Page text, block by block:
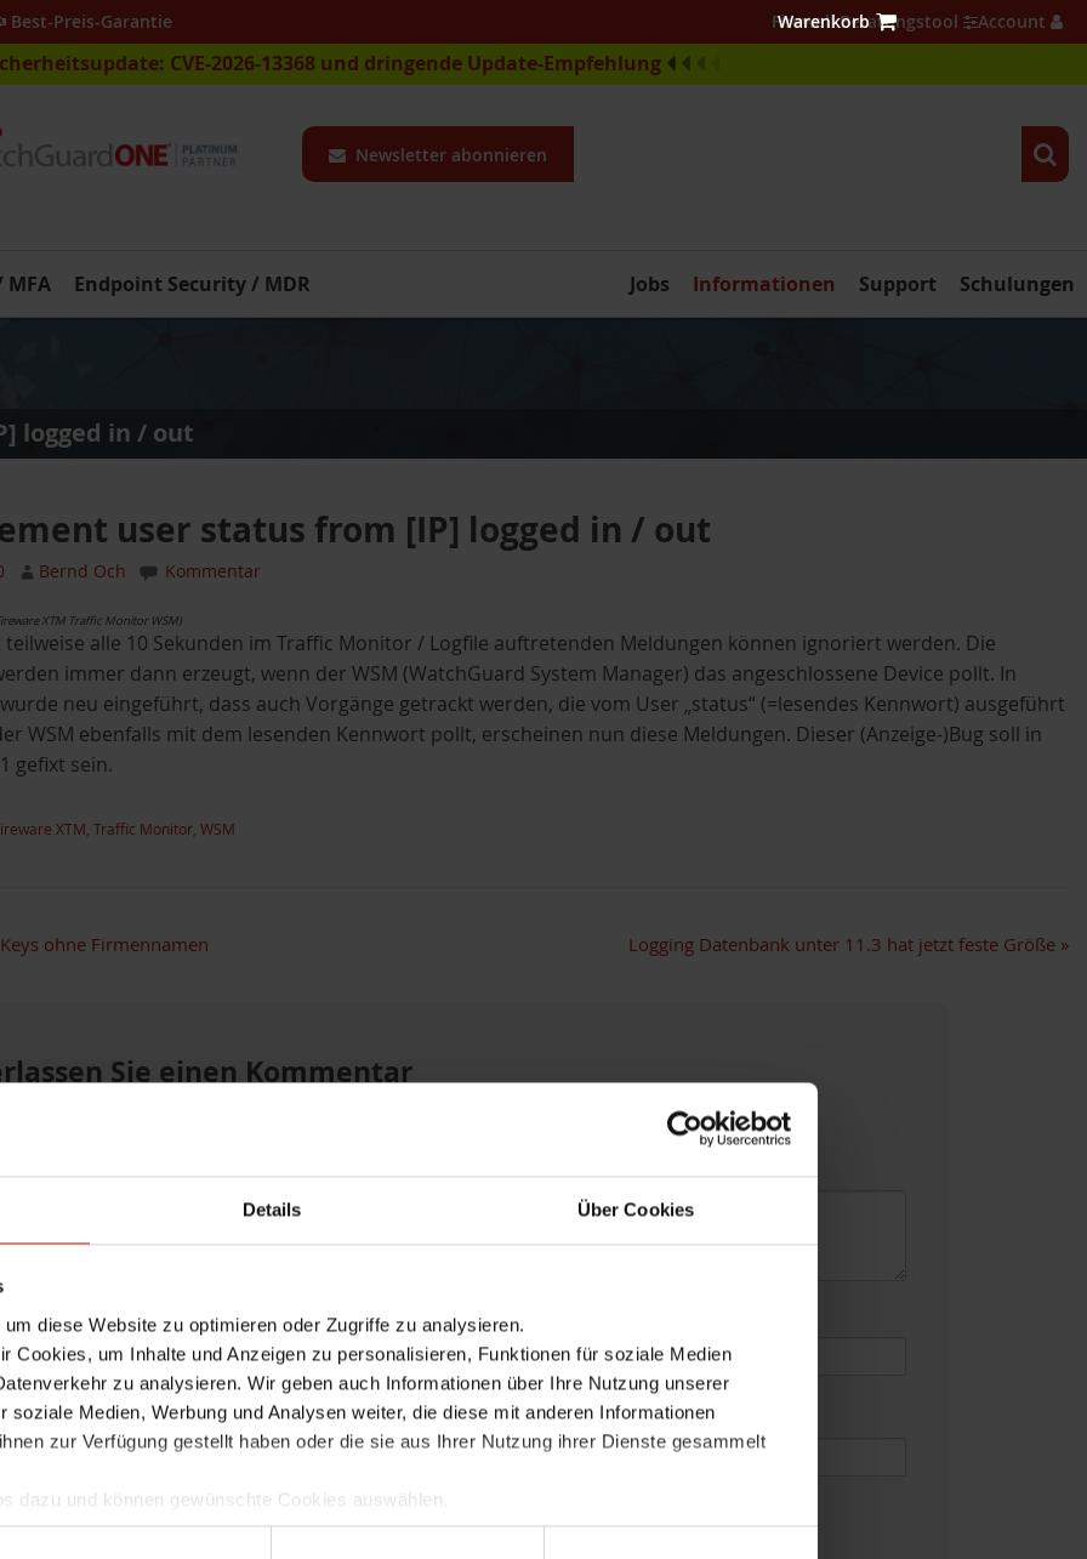
Details Über Cookies
diese Website zu optimieren oder Zugriffe zu analysieren.
Cookies, um Inhalte und Anzeigen zu personalisieren, Funktionen für soziale Medien
zu analysieren. Wir geben auch Informationen über Ihre Nutzung unserer
soziale Medien, Werbung und Analysen weiter, die diese mit anderen Informationen
zur Verfügung gestellt haben oder die sie aus Ihrer Nutzung ihrer Dienste gesammelt
dazu und können gewünschte Cookies auswählen.
und zur Speicherung Ihrer Daten finden Sie in unsererDatenschutzerklärung.
CVE-2026-13368 und dringende Update-Empfehlung
Newsletter abonnieren
Best-Preis-Garantie Firewall Beratungstool Account
Endpoint Security / MDR Schulungen
Support
Informationen
Jobs
logged in / out
user status from [IP] logged in / out
Bernd Och Kommentar
XTM Traffic Monitor WSM)
teilweise alle 10 Sekunden im Traffic Monitor / Logfile auftretenden Meldungen können ignoriert werden. Die
immer dann erzeugt, wenn der WSM (WatchGuard System Manager) das angeschlossene Device pollt. In
neu eingeführt, dass auch Vorgänge getrackt werden, die vom User „status“ (=lesendes Kennwort) ausgeführt
WSM ebenfalls mit dem lesenden Kennwort pollt, erscheinen nun diese Meldungen. Dieser (Anzeige-)Bug soll in
gefixt sein.
XTM Traffic Monitor WSM
ohne Firmennamen Logging Datenbank unter 11.3 hat jetzt feste Größe »
Sie einen Kommentar
E-Mail-Adresse
E-Mail-Adresse und Website in diesem Browser für meinen nächsten Kommentar speichern.